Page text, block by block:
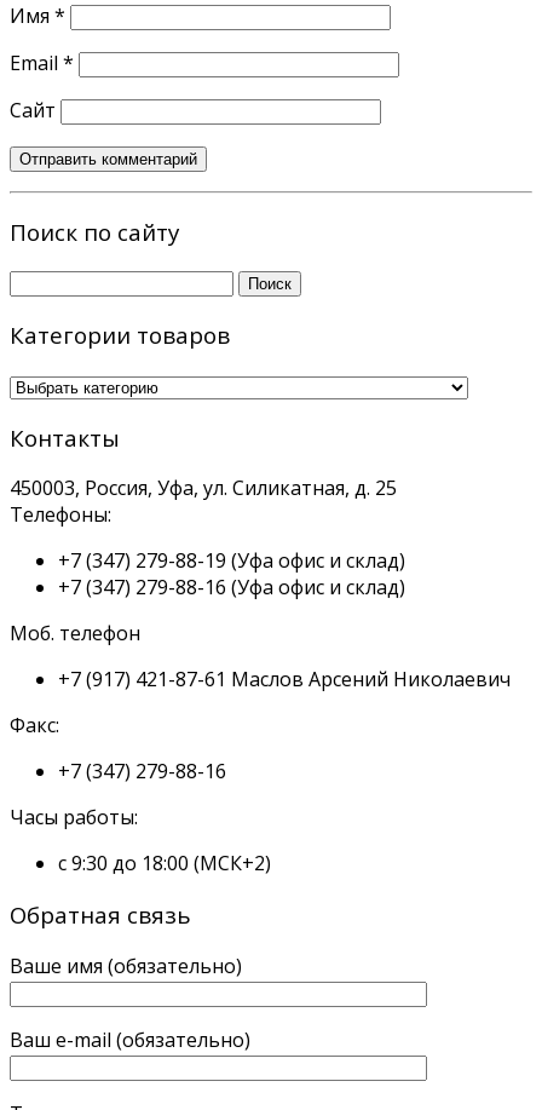
Имя *
Email *
Сайт
Поиск по сайту
Найти:
Категории товаров
Контакты
450003, Россия, Уфа, ул. Силикатная, д. 25
Телефоны:
+7 (347) 279-88-19 (Уфа офис и склад)
+7 (347) 279-88-16 (Уфа офис и склад)
Моб. телефон
+7 (917) 421-87-61 Маслов Арсений Николаевич
Факс:
+7 (347) 279-88-16
Часы работы:
с 9:30 до 18:00 (МСК+2)
Обратная связь
Ваше имя (обязательно)
Ваш e-mail (обязательно)